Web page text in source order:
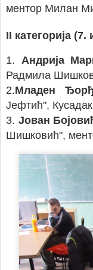
ментор Милан
II категорија (7.
1. Андрија
Радмила
2.Младен
Јефтић",
3. Јован
Шишковић",